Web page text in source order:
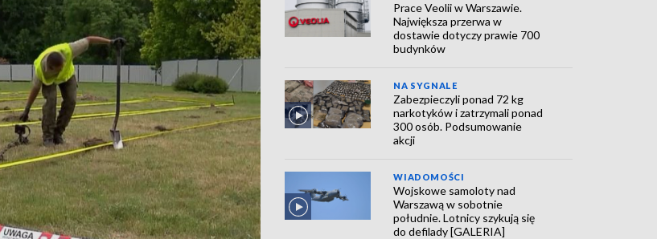
Prace Veolii w Warszawie.
Największa przerwa w
dostawie dotyczy prawie 700
budynków
NA SYGNALE
Zabezpieczyli ponad 72 kg
narkotyków i zatrzymali ponad
300 osób. Podsumowanie
akcji
WIADOMOŚCI
Wojskowe samoloty nad
Warszawą w sobotnie
południe. Lotnicy szykują się
do defilady [GALERIA]